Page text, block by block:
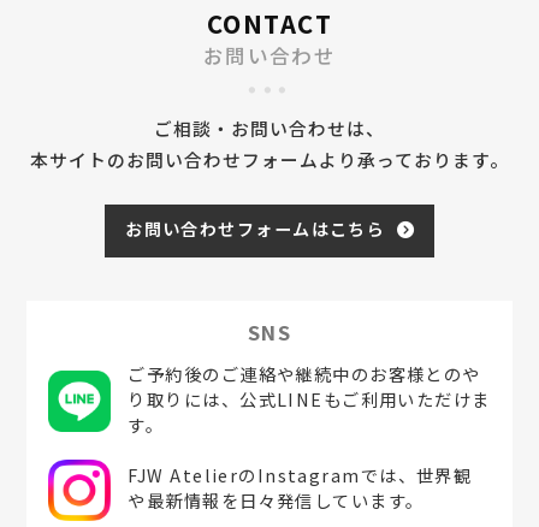
CONTACT
お問い合わせ
ご相談・お問い合わせは、
本サイトのお問い合わせフォームより承っております。
お問い合わせフォームはこちら
SNS
ご予約後のご連絡や継続中のお客様とのや
り取りには、公式LINEもご利用いただけま
す。
FJW AtelierのInstagramでは、世界観
や最新情報を日々発信しています。